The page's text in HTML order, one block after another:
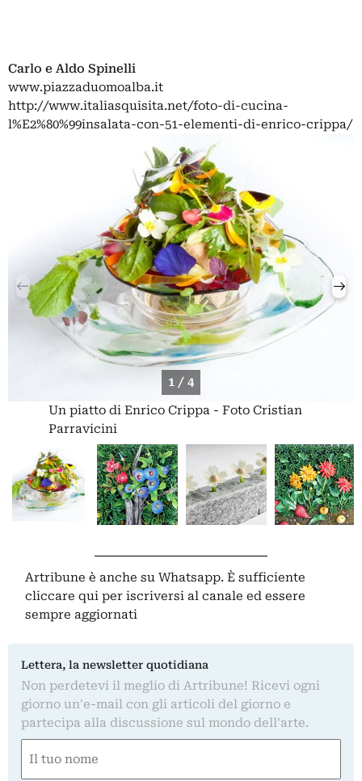
Carlo e Aldo Spinelli
www.piazzaduomoalba.it
http://www.italiasquisita.net/foto-di-cucina-
l%E2%80%99insalata-con-51-elementi-di-enrico-crippa/
1 / 4
Un piatto di Enrico Crippa - Foto Cristian
Parravicini
Artribune è anche su Whatsapp. È sufficiente
cliccare qui per iscriversi al canale ed essere
sempre aggiornati
Lettera, la newsletter quotidiana
Non perdetevi il meglio di Artribune! Ricevi ogni
giorno un'e-mail con gli articoli del giorno e
partecipa alla discussione sul mondo dell'arte.
(Required)